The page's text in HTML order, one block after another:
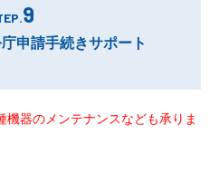
9
申請手続きサポート
器のメンテナンスなども承りま